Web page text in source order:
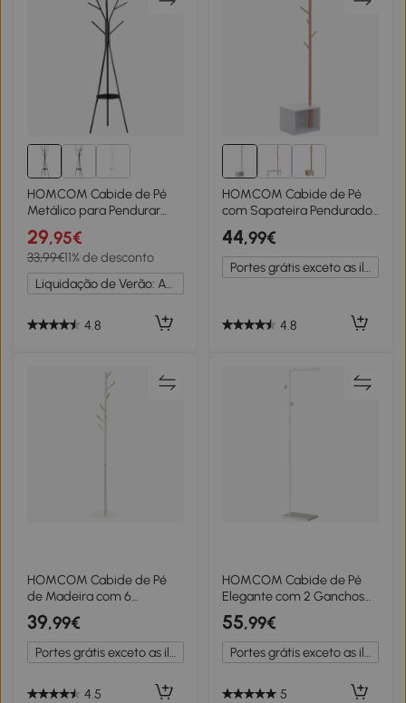
HOMCOM Cabide de Pé
Metálico para Pendurar
Roupa Bolsas com 9
Ganchos e Prateleira
Cabide de Pé Moderno
45x45x180 cm Preto
29,95€
33,99€11% de desconto
Liquidação de Verão: Até -20%
4.8
HOMCOM Cabide de Pé
com Sapateira Pendurador
40x30x180cm
44,99€
Portes grátis exceto as ilhas
4.8
HOMCOM Cabide de Pé
de Madeira com 6
Ganchos para Roupa
Bolsas e Estrutura de Metal
35x35x174cm Branco e
Madeira
39,99€
Portes grátis exceto as ilhas
4.5
HOMCOM Cabide de Pé
Elegante com 2 Ganchos
Redondos Suspensos e
Base de Mármore
35x25x170cm Branco
55,99€
Portes grátis exceto as ilhas
5